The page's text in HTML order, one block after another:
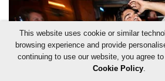
This website uses cookie or similar
browsing experience and provide
continuing to use our website, you agree
Cookie Policy.